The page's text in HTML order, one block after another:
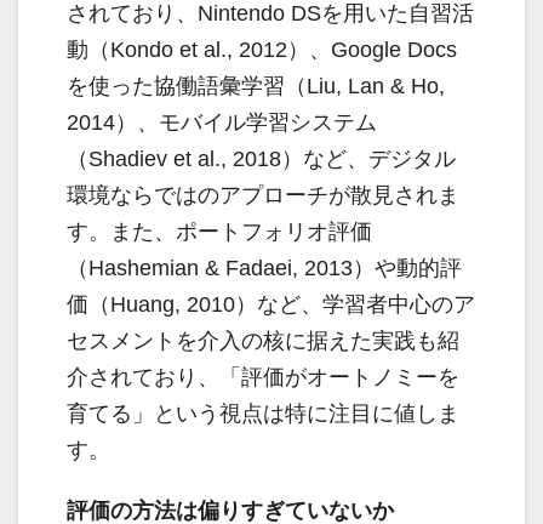
されており、Nintendo DSを用いた自習活
動（Kondo et al., 2012）、Google Docs
を使った協働語彙学習（Liu, Lan & Ho,
2014）、モバイル学習システム
（Shadiev et al., 2018）など、デジタル
環境ならではのアプローチが散見されま
す。また、ポートフォリオ評価
（Hashemian & Fadaei, 2013）や動的評
価（Huang, 2010）など、学習者中心のア
セスメントを介入の核に据えた実践も紹
介されており、「評価がオートノミーを
育てる」という視点は特に注目に値しま
す。
評価の方法は偏りすぎていないか